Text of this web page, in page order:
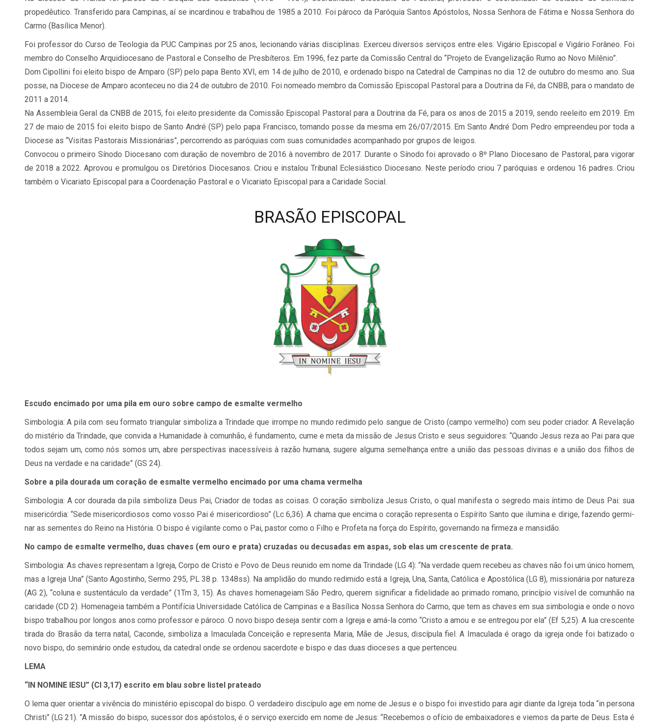
propedêutico. Transferido para Campinas, aí se incardinou e trabalhou de 1985 a 2010. Foi pároco da Paróquia Santos Apóstolos, Nossa Senhora de Fátima e Nossa Senhora do
Carmo (Basílica Menor).
Foi professor do Curso de Teologia da PUC Campinas por 25 anos, lecionando várias disciplinas. Exerceu diversos serviços entre eles: Vigário Episcopal e Vigário Forâneo. Foi
membro do Conselho Arquidiocesano de Pastoral e Conselho de Presbíteros. Em 1996, fez parte da Comissão Central do “Projeto de Evangelização Rumo ao Novo Milênio”.
Dom Cipollini foi eleito bispo de Amparo (SP) pelo papa Bento XVI, em 14 de julho de 2010, e ordenado bispo na Catedral de Campinas no dia 12 de outubro do mesmo ano. Sua
posse, na Diocese de Amparo aconteceu no dia 24 de outubro de 2010. Foi nomeado membro da Comissão Episcopal Pastoral para a Doutrina da Fé, da CNBB, para o mandato de
2011 a 2014.
Na Assembleia Geral da CNBB de 2015, foi eleito presidente da Comissão Episcopal Pastoral para a Doutrina da Fé, para os anos de 2015 a 2019, sendo reeleito em 2019. Em
27 de maio de 2015 foi eleito bispo de Santo André (SP) pelo papa Francisco, tomando posse da mesma em 26/07/2015. Em Santo André Dom Pedro empreendeu por toda a
Diocese as “Visitas Pastorais Missionárias”, percorrendo as paróquias com suas comunidades acompanhado por grupos de leigos.
Convocou o primeiro Sínodo Diocesano com duração de novembro de 2016 à novembro de 2017. Durante o Sínodo foi aprovado o 8º Plano Diocesano de Pastoral, para vigorar
de 2018 a 2022. Aprovou e promulgou os Diretórios Diocesanos. Criou e instalou Tribunal Eclesiástico Diocesano. Neste período criou 7 paróquias e ordenou 16 padres. Criou
também o Vicariato Episcopal para a Coordenação Pastoral e o Vicariato Episcopal para a Caridade Social.
BRASÃO EPISCOPAL
Es­cudo en­ci­mado por uma pila em ouro so­bre campo de es­malte ver­me­lho
Sim­bo­lo­gia: A pila com seu for­mato tri­an­gu­lar sim­bo­liza a Trin­dade que ir­rompe no mundo re­di­mido pelo san­gue de Cristo (campo ver­me­lho) com seu po­der cri­a­dor. A Re­ve­la­ção
do mis­té­rio da Trin­dade, que con­vida a Hu­ma­ni­dade à co­mu­nhão, é fun­da­mento, cume e meta da mis­são de Je­sus Cristo e seus se­gui­do­res: “Quando Je­sus reza ao Pai para que
to­dos se­jam um, como nós so­mos um, abre pers­pec­ti­vas ina­ces­sí­veis à ra­zão hu­mana, su­gere al­guma se­me­lhança en­tre a união das pes­soas di­vi­nas e a união dos fi­lhos de
Deus na ver­dade e na ca­ri­dade” (GS 24).
So­bre a pila dou­rada um co­ra­ção de es­malte ver­me­lho en­ci­mado por uma chama ver­me­lha
Sim­bo­lo­gia: A cor dou­rada da pila sim­bo­liza Deus Pai, Cri­a­dor de to­das as coi­sas. O co­ra­ção sim­bo­liza Je­sus Cristo, o qual ma­ni­festa o se­gredo mais ín­timo de Deus Pai: sua
mi­se­ri­cór­dia: “Sede mi­se­ri­cor­di­o­sos como vosso Pai é mi­se­ri­cor­di­oso” (Lc 6,36). A chama que en­cima o co­ra­ção re­pre­senta o Es­pí­rito Santo que ilu­mina e di­rige, fa­zendo ger­mi­
nar as se­men­tes do Reino na His­tó­ria. O bispo é vi­gi­lante como o Pai, pas­tor como o Fi­lho e Pro­feta na força do Es­pí­rito, go­ver­nando na fir­meza e man­si­dão.
No campo de es­malte ver­me­lho, duas cha­ves (em ouro e prata) cru­za­das ou de­cu­sa­das em as­pas, sob elas um cres­cente de prata.
Sim­bo­lo­gia: As cha­ves re­pre­sen­tam a Igreja, Corpo de Cristo e Povo de Deus reu­nido em nome da Trin­dade (LG 4): “Na ver­dade quem re­ce­beu as cha­ves não foi um único ho­mem,
mas a Igreja Una” (Santo Agos­ti­nho, Sermo 295, PL38 p. 1348ss). Na am­pli­dão do mundo re­di­mido está a Igreja, Una, Santa, Ca­tó­lica e Apos­tó­lica (LG 8), mis­si­o­ná­ria por na­tu­reza
(AG 2), “co­luna e sus­ten­tá­culo da ver­dade” (1Tm 3, 15). As cha­ves ho­me­na­geiam São Pe­dro, que­rem sig­ni­fi­car a fi­de­li­dade ao pri­mado ro­mano, prin­cí­pio vi­sí­vel de co­mu­nhão na
ca­ri­dade (CD 2). Ho­me­na­geia tam­bém a Pon­ti­fí­cia Uni­ver­si­dade Ca­tó­lica de Cam­pi­nas e a Ba­sí­lica Nossa Se­nhora do Carmo, que tem as cha­ves em sua sim­bo­lo­gia e onde o novo
bispo tra­ba­lhou por lon­gos anos como pro­fes­sor e pá­roco. O novo bispo de­seja sen­tir com a Igreja e amá-la como “Cristo a amou e se en­tre­gou por ela” (Ef 5,25). A lua cres­cente
ti­rada do Bra­são da terra na­tal, Ca­conde, sim­bo­liza a Ima­cu­lada Con­cei­ção e re­pre­senta Ma­ria, Mãe de Je­sus, dis­cí­pula fiel. A Ima­cu­lada é orago da igreja onde foi ba­ti­zado o
novo bispo, do se­mi­ná­rio onde es­tu­dou, da ca­te­dral onde se or­de­nou sa­cer­dote e bispo e das duas di­o­ce­ses a que per­ten­ceu.
LEMA
“IN NOMINE IESU” (Cl 3,17) es­crito em blau so­bre lis­tel pra­te­ado
O lema quer ori­en­tar a vi­vên­cia do mi­nis­té­rio epis­co­pal do bispo. O ver­da­deiro dis­cí­pulo age em nome de Je­sus e o bispo foi in­ves­tido para agir di­ante da Igreja toda “in per­sona
Ch­risti” (LG 21). ”A mis­são do bispo, su­ces­sor dos após­to­los, é o ser­viço exer­cido em nome de Je­sus: “Re­ce­be­mos o ofí­cio de em­bai­xa­do­res e vi­e­mos da parte de Deus. Esta é